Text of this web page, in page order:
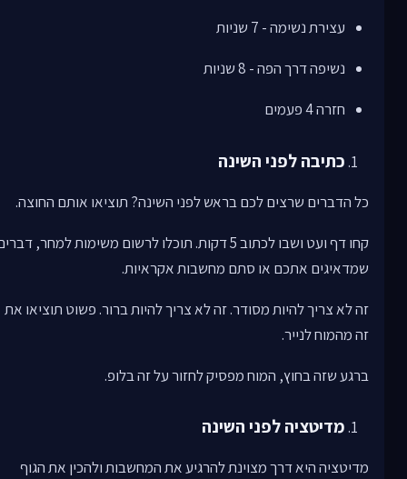
עצירת נשימה - 7 שניות
נשיפה דרך הפה - 8 שניות
חזרה 4 פעמים
כתיבה לפני השינה
כל הדברים שרצים לכם בראש לפני השינה? תוציאו אותם החוצה.
קחו דף ועט ושבו לכתוב 5 דקות. תוכלו לרשום משימות למחר,
שמדאיגים אתכם או סתם מחשבות אקראיות.
זה לא צריך להיות מסודר. זה לא צריך להיות ברור. פשוט תוציאו את
זה מהמוח לנייר.
ברגע שזה בחוץ, המוח מפסיק לחזור על זה בלופ.
מדיטציה לפני השינה
מדיטציה היא דרך מצוינת להרגיע את המחשבות ולהכין את הגוף